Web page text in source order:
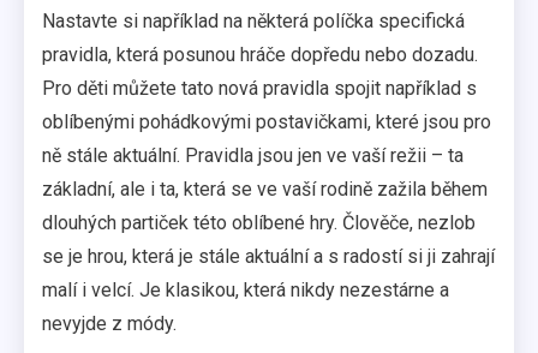
Nastavte si například na některá políčka specifická
pravidla, která posunou hráče dopředu nebo dozadu.
Pro děti můžete tato nová pravidla spojit například s
oblíbenými pohádkovými postavičkami, které jsou pro
ně stále aktuální. Pravidla jsou jen ve vaší režii – ta
základní, ale i ta, která se ve vaší rodině zažila během
dlouhých partiček této oblíbené hry. Člověče, nezlob
se je hrou, která je stále aktuální a s radostí si ji zahrají
malí i velcí. Je klasikou, která nikdy nezestárne a
nevyjde z módy.